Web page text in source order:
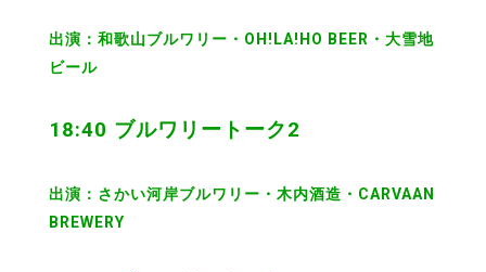
出演：和歌山ブルワリー・OH!LA!HO BEER・大雪地
ビール
18:40 ブルワリートーク2
出演：さかい河岸ブルワリー・木内酒造・CARVAAN
BREWERY